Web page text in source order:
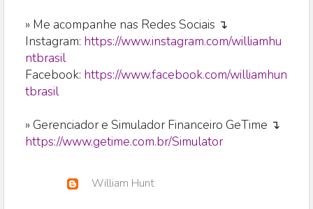
» Me acompanhe nas Redes Sociais ↴
Instagram: https://www.instagram.com/williamhu
ntbrasil
Facebook: https://www.facebook.com/williamhun
tbrasil
» Gerenciador e Simulador Financeiro GeTime ↴
https://www.getime.com.br/Simulator
William Hunt